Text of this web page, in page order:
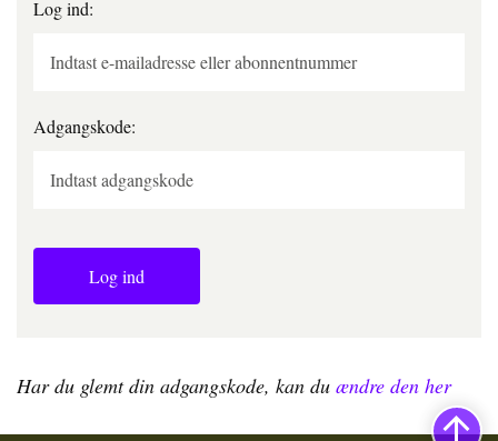
Log ind:
Adgangskode:
Log ind
Har du glemt din adgangskode, kan du ændre den her